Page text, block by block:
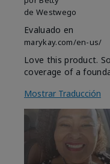
de Westwego
Evaluado en
marykay.com/en-us/
Love this product.
coverage of a
Mostrar Traducción